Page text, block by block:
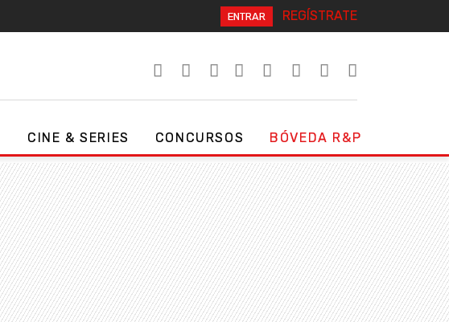
ENTRAR REGÍSTRATE
CINE & SERIES CONCURSOS BÓVEDA R&P